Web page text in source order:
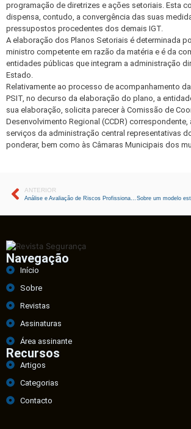
programação de diretrizes e ações setoriais. Esta
dispensa, contudo, a convergência das suas
pressupostos procedentes dos demais IGT.
A elaboração dos Planos Setoriais é determinada
ministro competente em razão da matéria e é da
entidades públicas que integram a administração
Estado.
Relativamente ao processo de acompanhamento
PSIT, no decurso da elaboração do plano, a
sua elaboração, solicita parecer à Comissão de
Desenvolvimento Regional (CCDR)
serviços da administração central representativas
ponderar, bem como às Câmaras Municipais dos
ANTERIOR
Análise e Avaliação de Riscos Profissionais em Cemitérios
Navegação
Início
Sobre
Revistas
Assinaturas
Área assinante
Recursos
Artigos
Categorias
Contacto